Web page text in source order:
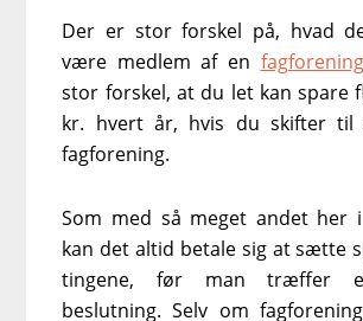
Der er stor forskel på, hvad
være medlem af en fagforening
stor forskel, at du let kan spare
kr. hvert år, hvis du skifter til
fagforening.
Som med så meget andet her
kan det altid betale sig at sætte
tingene, før man træffer
beslutning. Selv om